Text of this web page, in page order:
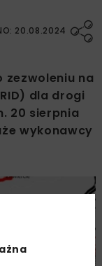
20.08.2024
zezwoleniu na
dla drogi
20 sierpnia
wykonawcy